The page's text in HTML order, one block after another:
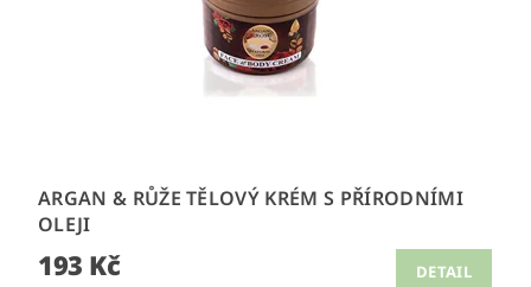
ARGAN & RŮŽE TĚLOVÝ KRÉM S PŘÍRODNÍMI
OLEJI
193 Kč DETAIL